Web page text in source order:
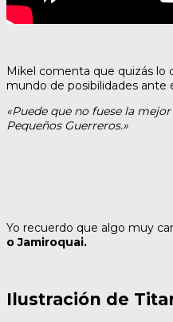
Mikel comenta que quizás lo
mundo de posibilidades ante
«Puede que no fuese la
Pequeños Guerreros.»
Yo recuerdo que algo muy
o Jamiroquai.
Ilustración de